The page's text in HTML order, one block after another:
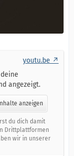
youtu.be
angezeigt.
anzeigen
du dich damit
Drittplattformen
wir in unserer